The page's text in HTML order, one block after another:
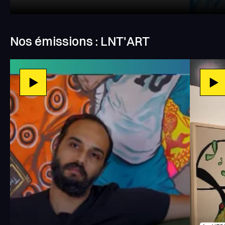
Nos émissions : LNT'ART